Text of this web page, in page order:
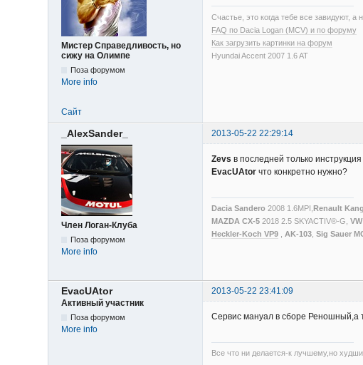
Мистер Справедливость, но
сижу на Олимпе
Поза форумом
More info
Счастье, это когда тебе все завидуют, а
FAQ по Dacia Logan (MCV) и по форуму
Как загрузить картинки на форум
Hyundai Accent 2007 1.6 AT
Сайт
_AlexSander_ 2013-05-22 22:29:14
Член Логан-Клуба
Поза форумом
More info
Zevs в последней только
EvacUAtor что конкретно нужно?
Dacia Sandero 2008 1.6MPI, Renault
MAZDA CX-5 2018 2.5 SKYACTIV®-G,
Heckler-Koch VP9
AK-103 ,Sig Sauer
EvacUAtor
2013-05-22 23:41:09
Активный участник
Поза форумом
More info
Сервис мануал в сборе Реношный,а
Все что ни делается-к лучшему,но